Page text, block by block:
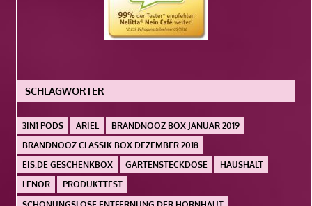
SCHLAGWÖRTER
3IN1 PODS ARIEL
BRANDNOOZ BOX JANUAR 2019
BRANDNOOZ CLASSIK BOX DEZEMBER 2018
EIS.DE GESCHENKBOX
GARTENSTECKDOSE
HAUSHALT
LENOR
PRODUKTTEST